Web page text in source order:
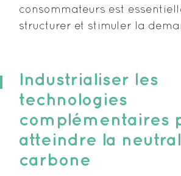
consommateurs est
structurer et stimuler la
Industrialiser les
technologies
complémentaires
atteindre la
carbone